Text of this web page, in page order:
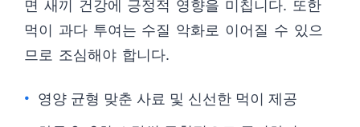
면 새끼 건강에 긍정적 영향을 미칩니다. 또한
먹이 과다 투여는 수질 악화로 이어질 수 있으
므로 조심해야 합니다.
영양 균형 맞춘 사료 및 신선한 먹이 제공